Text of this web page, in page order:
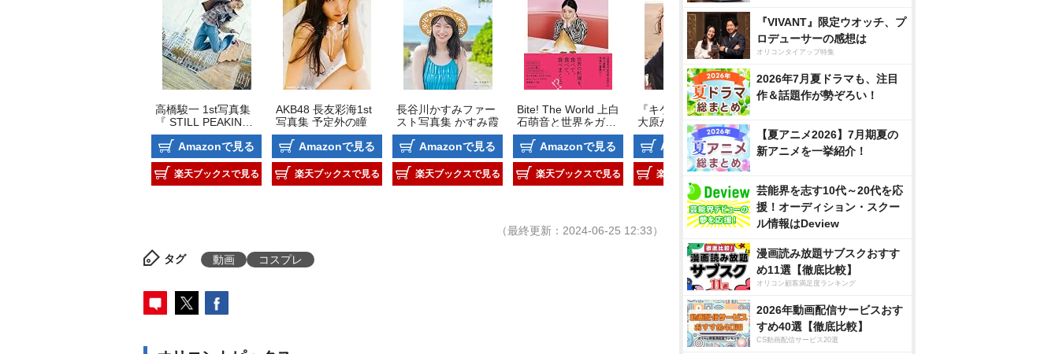
高橋駿一 1st写真集
『 STILL PEAKING
』
Amazonで見る
楽天ブックスで見る
AKB48 長友彩海1st
写真集 予定外の瞳
Amazonで見る
楽天ブックスで見る
長谷川かすみファー
スト写真集 かすみ霞
Amazonで見る
楽天ブックスで見る
Bite! The World 上白
石萌音と世界をガブ
リ!
Amazonで見る
楽天ブックスで見る
『キケンなカオリ?
大原かおり写真集』
Amazonで見る
楽天ブックスで見る
Amazonで見る
（最終更新：2024-06-25 12:33）
タグ 動画 コスプレ
『VIVANT』限定ウオッチ、プ
ロデューサーの感想は
オリコンタイアップ特集
2026年7月夏ドラマも、注目
作＆話題作が勢ぞろい！
【夏アニメ2026】7月期夏の
新アニメを一挙紹介！
芸能界を志す10代～20代を応
援！オーディション・スクー
ル情報はDeview
漫画読み放題サブスクおすす
め11選【徹底比較】
オリコン顧客満足度ランキング
2026年動画配信サービスおす
すめ40選【徹底比較】
CS動画配信サービス20選